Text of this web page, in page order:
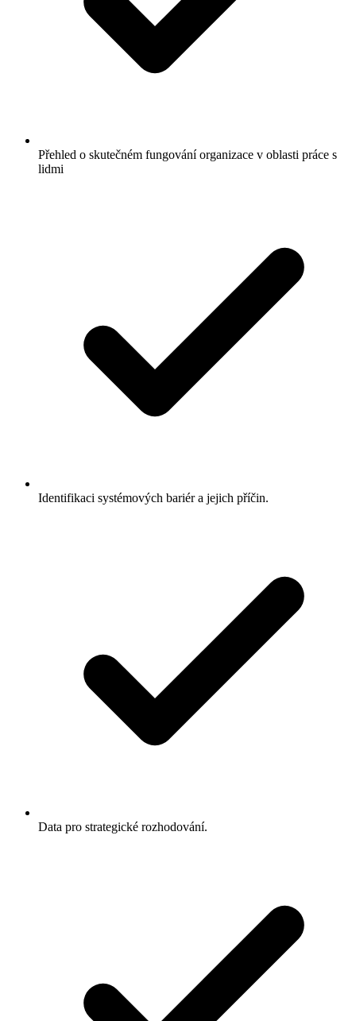
Přehled o skutečném fungování organizace v oblasti práce s
lidmi
Identifikaci systémových bariér a jejich příčin.
Data pro strategické rozhodování.